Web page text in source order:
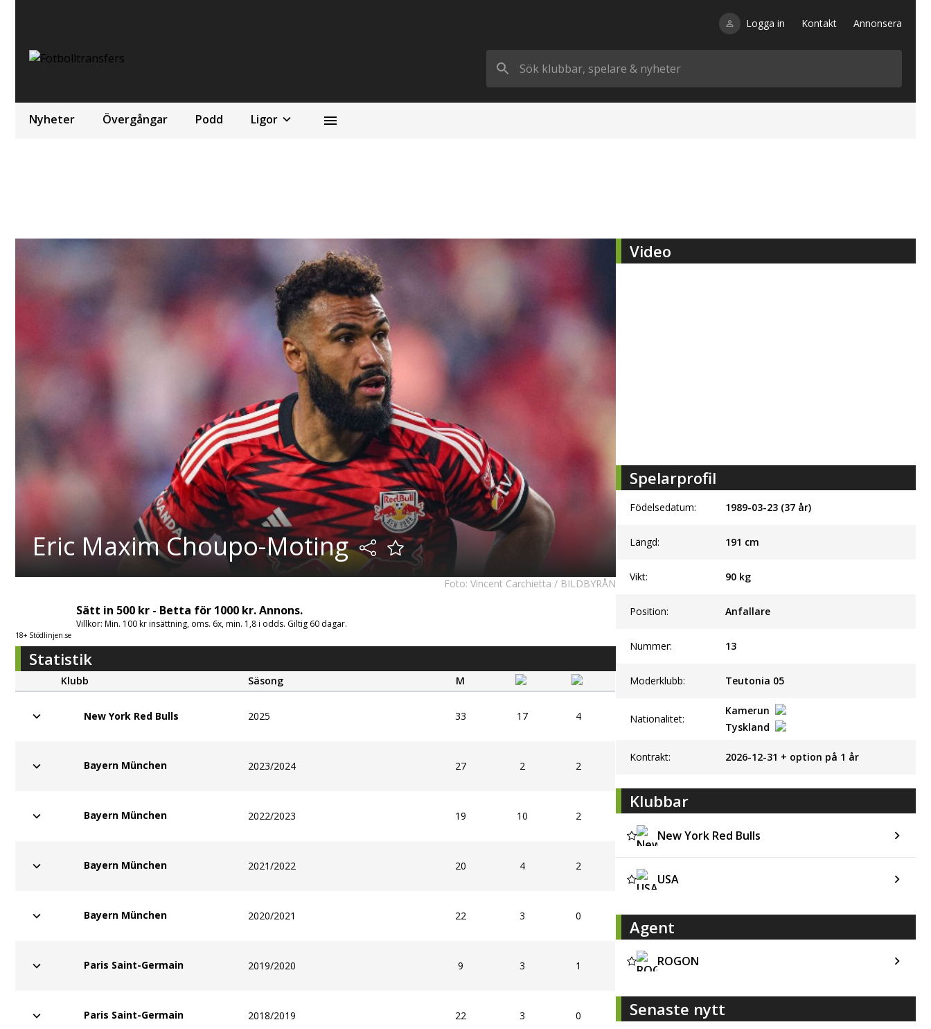
Logga in Kontakt Annonsera
Nyheter Övergångar Podd Ligor
Eric Maxim Choupo-Moting
Foto: Vincent Carchietta / BILDBYRÅN
18+ Stödlinjen.se
Sätt in 500 kr - Betta för 1000 kr. Annons.
Villkor: Min. 100 kr insättning, oms. 6x, min. 1,8 i odds. Giltig 60 dagar.
Statistik
Klubb Säsong M
New York Red Bulls 2025 33 17 4
Bayern München 2023/2024 27 2 2
Bayern München 2022/2023 19 10 2
Bayern München 2021/2022 20 4 2
Bayern München 2020/2021 22 3 0
Paris Saint-Germain 2019/2020 9 3 1
Paris Saint-Germain 2018/2019 22 3 0
Video
Spelarprofil
Födelsedatum: 1989-03-23 (37 år)
Längd: 191 cm
Vikt: 90kg
Position: Anfallare
Nummer: 13
Moderklubb: Teutonia 05
Nationalitet:
Kamerun
Tyskland
Kontrakt: 2026-12-31 + option på 1 år
Klubbar
New York Red Bulls
USA
Agent
ROGON
Senaste nytt